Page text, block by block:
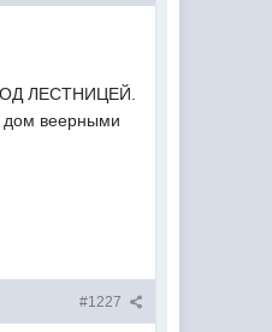
ЛЕСТНИЦЕЙ.
дом веерными
#1227